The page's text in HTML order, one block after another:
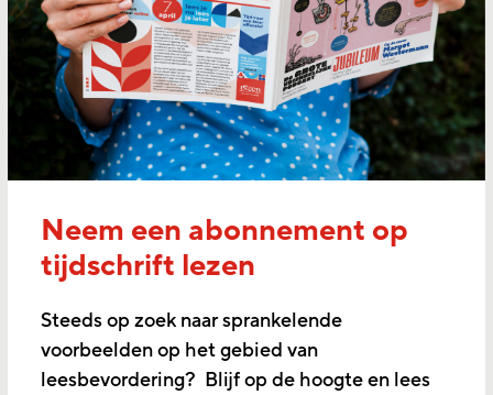
Neem een abonnement op
tijdschrift lezen
Steeds op zoek naar sprankelende
voorbeelden op het gebied van
leesbevordering? Blijf op de hoogte en lees